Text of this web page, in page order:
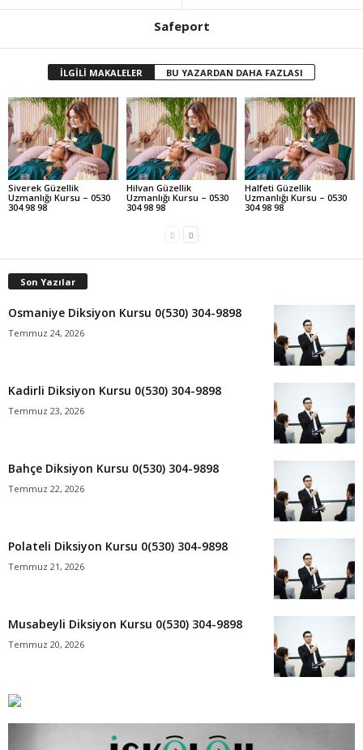
Safeport
İLGİLİ MAKALELER BU YAZARDAN DAHA FAZLASI
Siverek Güzellik
Uzmanlığı Kursu – 0530
304 98 98
Hilvan Güzellik
Uzmanlığı Kursu – 0530
304 98 98
Halfeti Güzellik
Uzmanlığı Kursu – 0530
304 98 98
Son Yazılar
Osmaniye Diksiyon Kursu 0(530) 304-9898
Temmuz 24, 2026
Kadirli Diksiyon Kursu 0(530) 304-9898
Temmuz 23, 2026
Bahçe Diksiyon Kursu 0(530) 304-9898
Temmuz 22, 2026
Polateli Diksiyon Kursu 0(530) 304-9898
Temmuz 21, 2026
Musabeyli Diksiyon Kursu 0(530) 304-9898
Temmuz 20, 2026